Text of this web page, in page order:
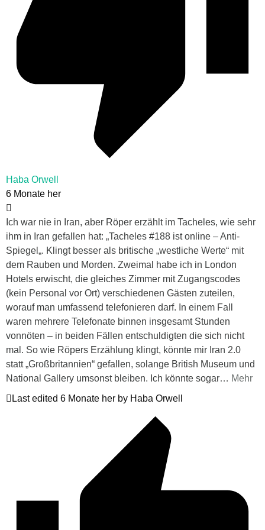
Haba Orwell
6 Monate her
Ich war nie in Iran, aber Röper erzählt im Tacheles, wie sehr
ihm in Iran gefallen hat: „Tacheles #188 ist online – Anti-
Spiegel„. Klingt besser als britische „westliche Werte“ mit
dem Rauben und Morden. Zweimal habe ich in London
Hotels erwischt, die gleiches Zimmer mit Zugangscodes
(kein Personal vor Ort) verschiedenen Gästen zuteilen,
worauf man umfassend telefonieren darf. In einem Fall
waren mehrere Telefonate binnen insgesamt Stunden
vonnöten – in beiden Fällen entschuldigten die sich nicht
mal. So wie Röpers Erzählung klingt, könnte mir Iran 2.0
statt „Großbritannien“ gefallen, solange British Museum und
National Gallery umsonst bleiben. Ich könnte sogar… Mehr
Last edited 6 Monate her by Haba Orwell